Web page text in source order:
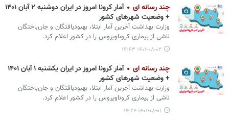
چند رسانه ای
آمار کرونا امروز در ایران دوشنبه ۲ آبان ۱۴۰۱
+ وضعیت شهرهای کشور
وزارت بهداشت آخرین آمار ابتلا، بهبودیافتگان و جان‌باختگان
ناشی از بیماری کروناویروس را در کشور اعلام کرد.
۱۴۰۱-۰۸-۰۲ ۱۴:۴۳
چند رسانه ای
آمار کرونا امروز در ایران یکشنبه ۱ آبان ۱۴۰۱
+ وضعیت شهرهای کشور
وزارت بهداشت آخرین آمار ابتلا، بهبودیافتگان و جان‌باختگان
ناشی از بیماری کروناویروس را در کشور اعلام کرد.
۱۴۰۱-۰۸-۰۱ ۱۴:۲۴